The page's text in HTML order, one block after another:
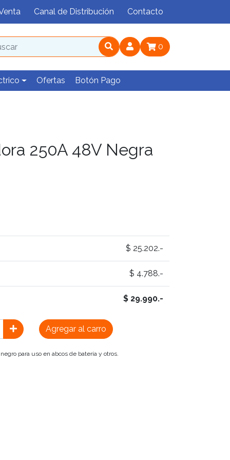
Canal de Distribución Contacto
0
Ofertas Botón Pago
250A 48V Negra
$ 25.202.-
$ 4.788.-
$ 29.990.-
Agregar al carro
para uso en abcos de batería y otros.